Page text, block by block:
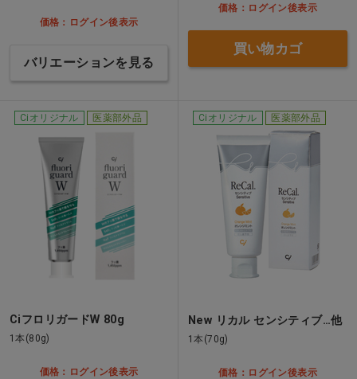
価格：ログイン後表示
バリエーションを見る
価格：ログイン後表示
買い物カゴ
Ciオリジナル 医薬部外品
CiフロリガードW 80g
1本(80g)
価格：ログイン後表示
Ciオリジナル 医薬部外品
New リカル センシティブ…他
1本(70g)
価格：ログイン後表示